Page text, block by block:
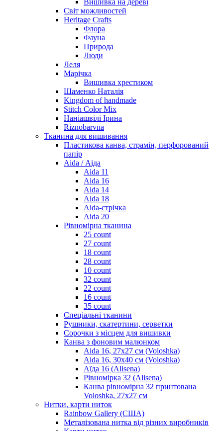
Світ можливостей
Heritage Crafts
Флора
Фауна
Природа
Люди
Леля
Марічка
Вишивка хрестиком
Шаменко Наталія
Kingdom of handmade
Stitch Color Mix
Наніашвілі Ірина
Riznobarvna
Тканина для вишивання
Пластикова канва, страмін, перфорований
папір
Aida / Аіда
Aida 11
Aida 16
Aida 14
Aida 18
Aida-стрічка
Aida 20
Рівномірна тканина
25 count
27 count
18 count
28 count
10 count
32 count
22 count
16 count
35 count
Спеціальні тканини
Рушники, скатертини, серветки
Сорочки з місцем для вишивки
Канва з фоновим малюнком
Aida 16, 27х27 см (Voloshka)
Aida 16, 30х40 см (Voloshka)
Аїда 16 (Alisena)
Рівномірка 32 (Alisena)
Канва рівномірна 32 принтована
Voloshka, 27х27 см
Нитки, карти ниток
Rainbow Gallery (США)
Металізована нитка від різних виробників